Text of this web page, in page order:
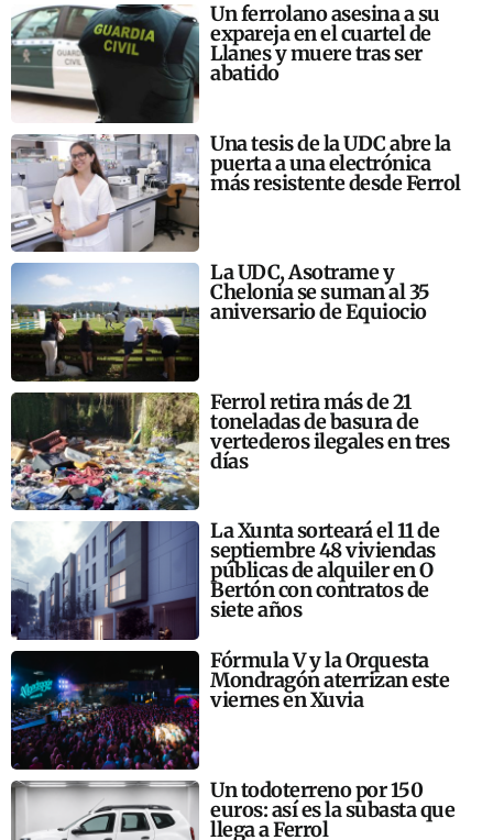
Un ferrolano asesina a su
expareja en el cuartel de
Llanes y muere tras ser
abatido
Una tesis de la UDC abre la
puerta a una electrónica
más resistente desde Ferrol
La UDC, Asotrame y
Chelonia se suman al 35
aniversario de Equiocio
Ferrol retira más de 21
toneladas de basura de
vertederos ilegales en tres
días
La Xunta sorteará el 11 de
septiembre 48 viviendas
públicas de alquiler en O
Bertón con contratos de
siete años
Fórmula V y la Orquesta
Mondragón aterrizan este
viernes en Xuvia
Un todoterreno por 150
euros: así es la subasta que
llega a Ferrol